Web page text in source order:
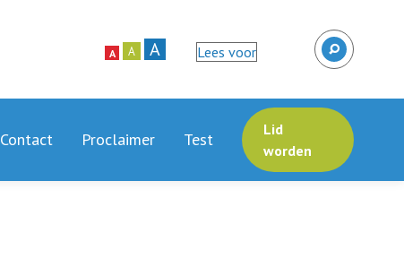
A A A Lees voor
Contact Proclaimer Test
Lid
worden